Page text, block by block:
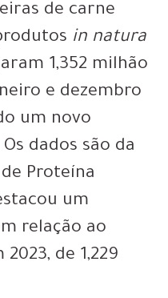
de carne
in natura
1,352 milhão
e dezembro
um novo
dados são da
Proteína
um
relação ao
de 1,229